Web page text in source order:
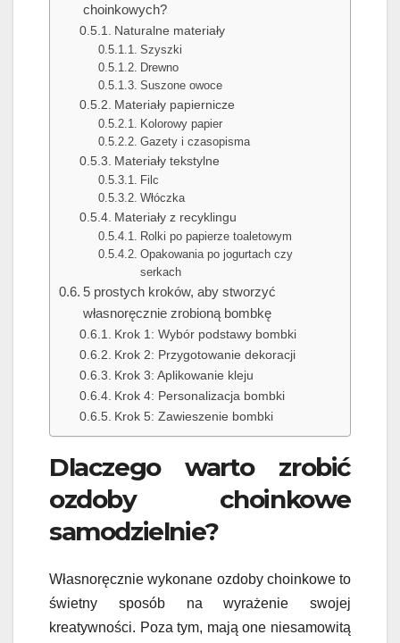
choinkowych?
Naturalne materiały
Szyszki
Drewno
Suszone owoce
Materiały papiernicze
Kolorowy papier
Gazety i czasopisma
Materiały tekstylne
Filc
Włóczka
Materiały z recyklingu
Rolki po papierze toaletowym
Opakowania po jogurtach czy
serkach
5 prostych kroków, aby stworzyć
własnoręcznie zrobioną bombkę
Krok 1: Wybór podstawy bombki
Krok 2: Przygotowanie dekoracji
Krok 3: Aplikowanie kleju
Krok 4: Personalizacja bombki
Krok 5: Zawieszenie bombki
Dlaczego warto zrobić
ozdoby choinkowe
samodzielnie?
Własnoręcznie wykonane ozdoby choinkowe to
świetny sposób na wyrażenie swojej
kreatywności. Poza tym, mają one niesamowitą